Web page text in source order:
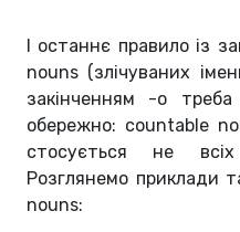
І останнє правило із
nouns (злічуваних
закінченням -o
обережно: countable
стосується не всіх
Розглянемо приклади
nouns: